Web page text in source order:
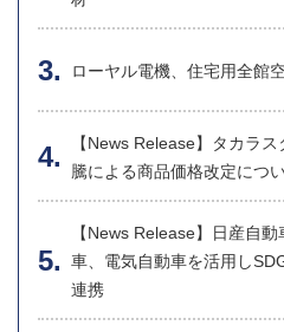
ローヤル電機、住宅用全館
【News Release】タカラ
騰による商品価格改定につ
【News Release】日産自
車、電気自動車を活用し
連携